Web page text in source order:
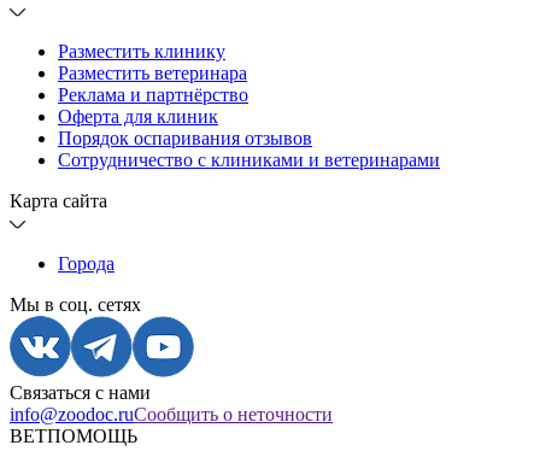
Разместить клинику
Разместить ветеринара
Реклама и партнёрство
Оферта для клиник
Порядок оспаривания отзывов
Сотрудничество с клиниками и ветеринарами
Карта сайта
Города
Мы в соц. сетях
Связаться с нами
info@zoodoc.ruСообщить о неточности
ВЕТПОМОЩЬ